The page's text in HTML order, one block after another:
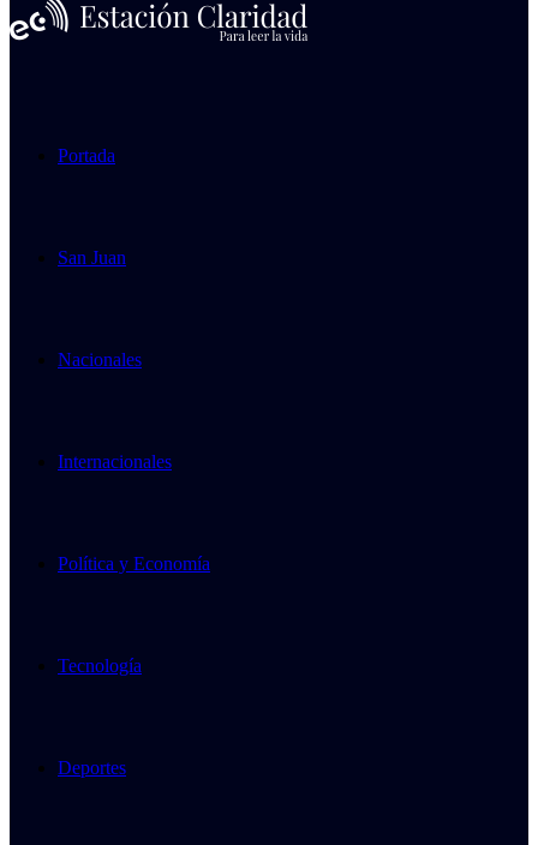
Portada
San Juan
Nacionales
Internacionales
Política y Economía
Tecnología
Deportes